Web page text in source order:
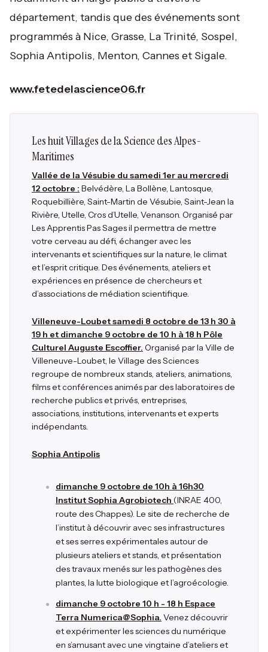
département, tandis que des événements sont
programmés à Nice, Grasse, La Trinité, Sospel,
Sophia Antipolis, Menton, Cannes et Sigale.
www.fetedelascience06.fr
Les huit Villages de la Science des Alpes-
Maritimes
Vallée de la Vésubie du samedi 1er au mercredi
12 octobre : Belvédère, La Bollène, Lantosque,
Roquebillière, Saint-Martin de Vésubie, Saint-Jean la
Rivière, Utelle, Cros d’Utelle, Venanson. Organisé par
Les Apprentis Pas Sages il permettra de mettre
votre cerveau au défi, échanger avec les
intervenants et scientifiques sur la nature, le climat
et l’esprit critique. Des événements, ateliers et
expériences en présence de chercheurs et
d’associations de médiation scientifique.
Villeneuve-Loubet samedi 8 octobre de 13 h 30 à
19 h et dimanche 9 octobre de 10 h à 18 h Pôle
Culturel Auguste Escoffier. Organisé par la Ville de
Villeneuve-Loubet, le Village des Sciences
regroupe de nombreux stands, ateliers, animations,
films et conférences animés par des laboratoires de
recherche publics et privés, entreprises,
associations, institutions, intervenants et experts
indépendants.
Sophia Antipolis
dimanche 9 octobre de 10h à 16h30
Institut Sophia Agrobiotech (INRAE 400,
route des Chappes). Le site de recherche de
l’institut à découvrir avec ses infrastructures
et ses serres expérimentales autour de
plusieurs ateliers et stands, et présentation
des travaux menés sur les pathogènes des
plantes, la lutte biologique et l’agroécologie.
dimanche 9 octobre 10 h - 18 h Espace
Terra Numerica@Sophia. Venez découvrir
et expérimenter les sciences du numérique
en s’amusant avec une vingtaine d’ateliers et